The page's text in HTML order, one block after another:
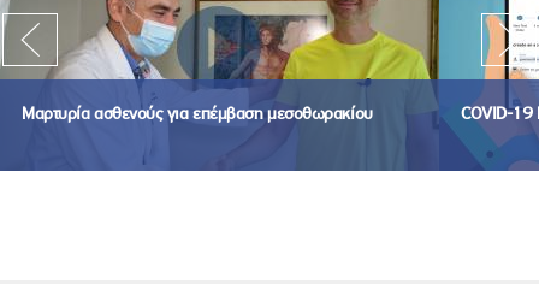
Μαρτυρία ασθενούς για επέμβαση μεσοθωρακίου COVID-19